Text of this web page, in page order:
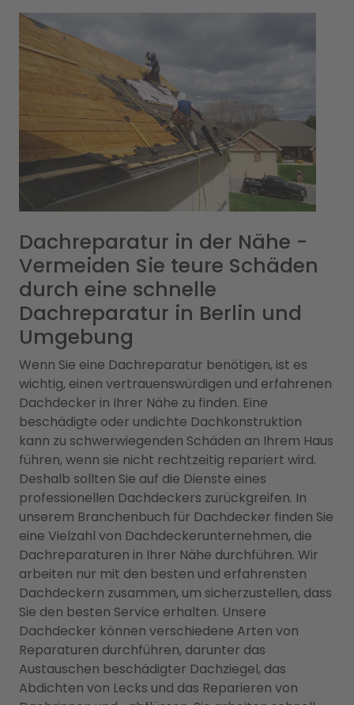
Dachreparatur in der Nähe -
Vermeiden Sie teure Schäden
durch eine schnelle
Dachreparatur in Berlin und
Umgebung
Wenn Sie eine Dachreparatur benötigen, ist es
wichtig, einen vertrauenswürdigen und erfahrenen
Dachdecker in Ihrer Nähe zu finden. Eine
beschädigte oder undichte Dachkonstruktion
kann zu schwerwiegenden Schäden an Ihrem Haus
führen, wenn sie nicht rechtzeitig repariert wird.
Deshalb sollten Sie auf die Dienste eines
professionellen Dachdeckers zurückgreifen. In
unserem Branchenbuch für Dachdecker finden Sie
eine Vielzahl von Dachdeckerunternehmen, die
Dachreparaturen in Ihrer Nähe durchführen. Wir
arbeiten nur mit den besten und erfahrensten
Dachdeckern zusammen, um sicherzustellen, dass
Sie den besten Service erhalten. Unsere
Dachdecker können verschiedene Arten von
Reparaturen durchführen, darunter das
Austauschen beschädigter Dachziegel, das
Abdichten von Lecks und das Reparieren von